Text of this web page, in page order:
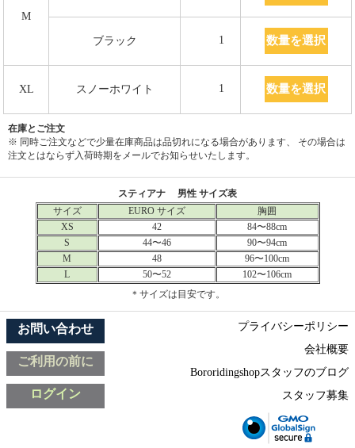
M
ブラック 1 数量を選択
XL スノーホワイト 1 数量を選択
在庫とご注文
※ 同時ご注文などで少量在庫商品は品切れになる場合があります、 その場合は
注文とはならず入荷時期をメールでお知らせいたします。
スティアナ 男性 サイズ表
サイズ
EURO サイズ
胸囲
XS
42
84〜88cm
S
44〜46
90〜94cm
M
48
96〜100cm
L
50〜52
102〜106cm
＊サイズは目安です。
お問い合わせ
ご利用の前に
ログイン
プライバシーポリシー
会社概要
Bororidingshopスタッフのブログ
スタッフ募集